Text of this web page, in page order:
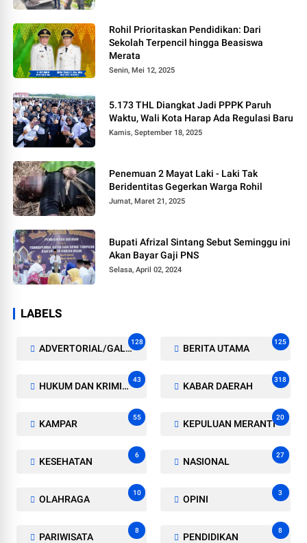
Rohil Prioritaskan Pendidikan: Dari
Sekolah Terpencil hingga Beasiswa
Merata
Senin, Mei 12, 2025
5.173 THL Diangkat Jadi PPPK Paruh
Waktu, Wali Kota Harap Ada Regulasi Baru
Kamis, September 18, 2025
Penemuan 2 Mayat Laki - Laki Tak
Beridentitas Gegerkan Warga Rohil
Jumat, Maret 21, 2025
Bupati Afrizal Sintang Sebut Seminggu ini
Akan Bayar Gaji PNS
Selasa, April 02, 2024
LABELS
ADVERTORIAL/GALERI
128
BERITA UTAMA
125
HUKUM DAN KRIMINAL
43
KABAR DAERAH
318
KAMPAR
55
KEPULUAN MERANTI
20
KESEHATAN
6
NASIONAL
27
OLAHRAGA
10
OPINI
3
PARIWISATA
8
PENDIDIKAN
8